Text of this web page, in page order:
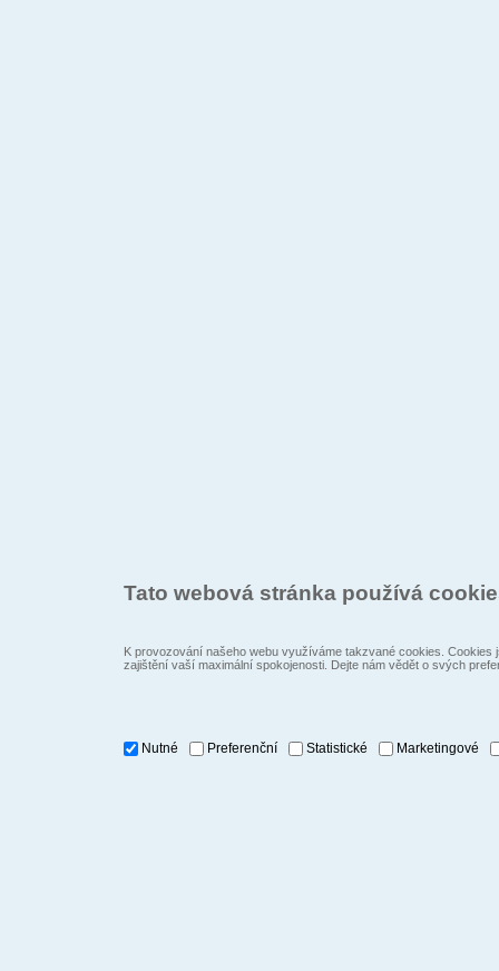
Tato webová stránka používá
K provozování našeho webu využíváme takzvané cookies.
zajištění vaší maximální spokojenosti. Dejte nám vědět o svých
Nutné Preferenční Statistické Marketingové